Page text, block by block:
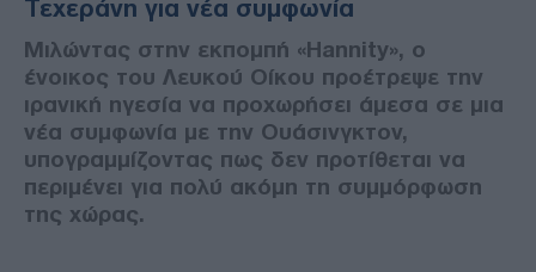
Τεχεράνη για νέα συμφωνία
Μιλώντας στην εκπομπή «Hannity», ο
ένοικος του Λευκού Οίκου προέτρεψε την
ιρανική ηγεσία να προχωρήσει άμεσα σε μια
νέα συμφωνία με την Ουάσινγκτον,
υπογραμμίζοντας πως δεν προτίθεται να
περιμένει για πολύ ακόμη τη συμμόρφωση
της χώρας.